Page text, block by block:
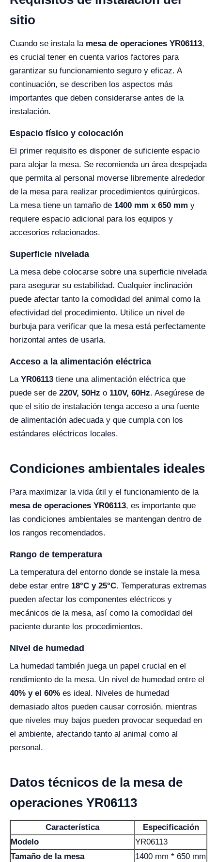
sitio
Cuando se instala la mesa de operaciones YR06113,
es crucial tener en cuenta varios factores para
garantizar su funcionamiento seguro y eficaz. A
continuación, se describen los aspectos más
importantes que deben considerarse antes de la
instalación.
Espacio físico y colocación
El primer requisito es disponer de suficiente espacio
para alojar la mesa. Se recomienda un área despejada
que permita al personal moverse libremente alrededor
de la mesa para realizar procedimientos quirúrgicos.
La mesa tiene un tamaño de 1400 mm x 650 mm y
requiere espacio adicional para los equipos y
accesorios relacionados.
Superficie nivelada
La mesa debe colocarse sobre una superficie nivelada
para asegurar su estabilidad. Cualquier inclinación
puede afectar tanto la comodidad del animal como la
efectividad del procedimiento. Utilice un nivel de
burbuja para verificar que la mesa está perfectamente
horizontal antes de usarla.
Acceso a la alimentación eléctrica
La YR06113 tiene una alimentación eléctrica que
puede ser de 220V, 50Hz o 110V, 60Hz. Asegúrese de
que el sitio de instalación tenga acceso a una fuente
de alimentación adecuada y que cumpla con los
estándares eléctricos locales.
Condiciones ambientales ideales
Para maximizar la vida útil y el funcionamiento de la
mesa de operaciones YR06113, es importante que
las condiciones ambientales se mantengan dentro de
los rangos recomendados.
Rango de temperatura
La temperatura del entorno donde se instale la mesa
debe estar entre 18°C y 25°C. Temperaturas extremas
pueden afectar los componentes eléctricos y
mecánicos de la mesa, así como la comodidad del
paciente durante los procedimientos.
Nivel de humedad
La humedad también juega un papel crucial en el
rendimiento de la mesa. Un nivel de humedad entre el
40% y el 60% es ideal. Niveles de humedad
demasiado altos pueden causar corrosión, mientras
que niveles muy bajos pueden provocar sequedad en
el ambiente, afectando tanto al animal como al
personal.
Datos técnicos de la mesa de
operaciones YR06113
Característica
Especificación
Modelo
YR06113
Tamaño de la mesa
1400 mm * 650 mm